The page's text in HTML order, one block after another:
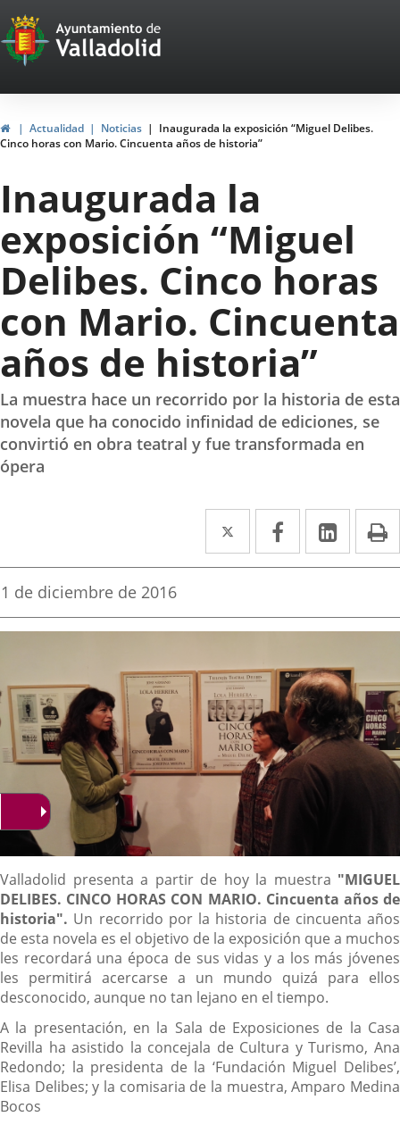
Portal
Web
del
Ayuntamiento
de
Valladolid
InicioActualidad Noticias
Inaugurada la exposición “Miguel Delibes.
Cinco horas con Mario. Cincuenta años de historia”
Inaugurada la
exposición “Miguel
Delibes. Cinco horas
con Mario. Cincuenta
años de historia”
La muestra hace un recorrido por la historia de esta
novela que ha conocido infinidad de ediciones, se
convirtió en obra teatral y fue transformada en
ópera
Twitter
Enlace
a
aplicación
Facebook
Enlace
a
aplicación
Enlace
a
Fecha
la
1 de diciembre de 2016
Descripción
Valladolid presenta a partir de hoy la muestra "MIGUEL
DELIBES. CINCO HORAS CON MARIO. Cincuenta años de
historia". Un recorrido por la historia de cincuenta años
de esta novela es el objetivo de la exposición que a muchos
les recordará una época de sus vidas y a los más jóvenes
les permitirá acercarse a un mundo quizá para ellos
desconocido, aunque no tan lejano en el tiempo.
A la presentación, en la Sala de Exposiciones de la Casa
Revilla ha asistido la concejala de Cultura y Turismo, Ana
Redondo; la presidenta de la ‘Fundación Miguel Delibes’,
Elisa Delibes; y la comisaria de la muestra, Amparo Medina
Bocos